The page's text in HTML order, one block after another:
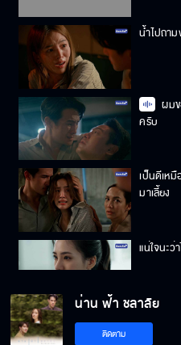
น้ำไปถา
ผม
ครับ
เป็นดีเหมื
มาเลี้ยง
แน่ใจนะ
หลับไม่ฝัน
น่าน ฟ้า ชลาลัย
ติดตาม